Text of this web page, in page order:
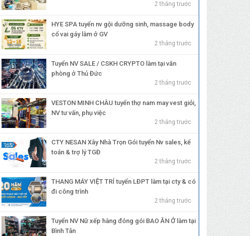
2 tháng trước
HYE SPA tuyển nv gội dưỡng sinh, massage body
cổ vai gáy làm ở GV
2 tháng trước
Tuyển NV SALE / CSKH CRYPTO làm tại văn
phòng ở Thủ Đức
2 tháng trước
VESTON MINH CHÂU tuyển thợ nam may vest giỏi,
NV tư vấn, phụ việc
2 tháng trước
CTY NESAN Xây Nhà Trọn Gói tuyển Nv sales, kế
toán & trợ lý TGĐ
2 tháng trước
THANG MÁY VIỆT TRÍ tuyển LĐPT làm tại cty & có
đi công trình
2 tháng trước
Tuyển NV Nữ xếp hàng đóng gói BAO ĂN Ở làm tại
Bình Tân